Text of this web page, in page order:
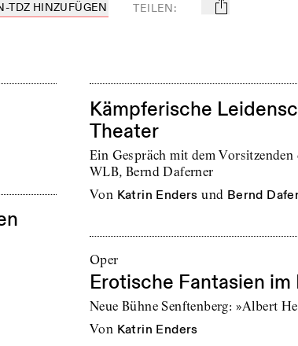
TDZ HINZUFÜGEN TEILEN: mail
Kämpferische
Theater
Ein Gespräch mit dem Vorsitzenden
WLB, Bernd Daferner
von Katrin Enders und Bernd
Oper
Erotische Fantasien
Neue Bühne Senftenberg: »Albert
von Katrin Enders